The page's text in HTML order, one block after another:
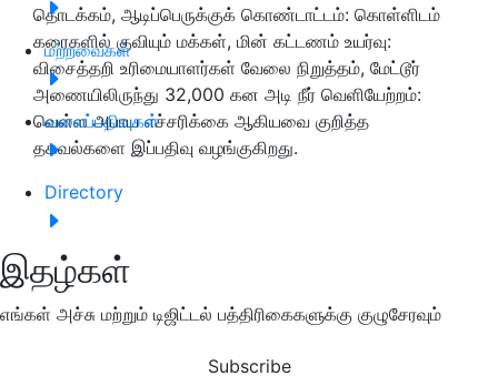
மற்றவைகள்
வலைப்பதிவுகள்
Directory
இதழ்கள்
எங்கள் அச்சு மற்றும் டிஜிட்டல் பத்திரிகைகளுக்கு குழுசேரவும்
Subscribe
தொடக்கம், ஆடிப்பெருக்குக் கொண்டாட்டம்: கொள்ளிடம்
கரைகளில் குவியும் மக்கள், மின் கட்டணம் உயர்வு:
விசைத்தறி உரிமையாளர்கள் வேலை நிறுத்தம், மேட்டூர்
அணையிலிருந்து 32,000 கன அடி நீர் வெளியேற்றம்:
வெள்ள அபாய எச்சரிக்கை ஆகியவை குறித்த
தகவல்களை இப்பதிவு வழங்குகிறது.